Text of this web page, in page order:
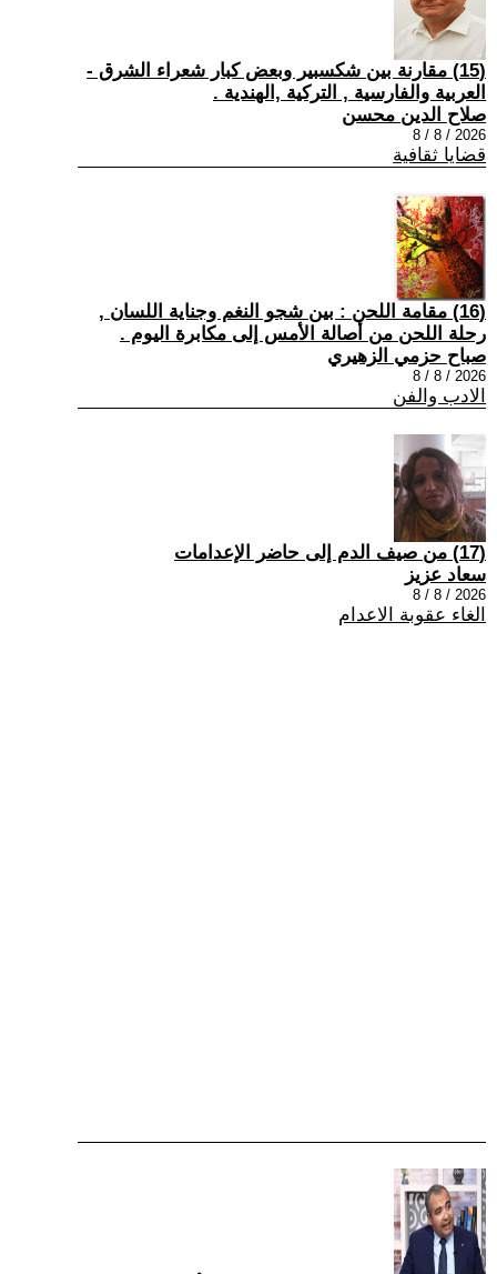
(15) مقارنة بين شكسبير وبعض كبار شعراء الشرق -
العربية والفارسية , التركية ,الهندية .
صلاح الدين محسن
2026 / 8 / 8
قضايا ثقافية
(16) مقامة اللحن : بين شجو النغم وجناية اللسان ,
رحلة اللحن من أصالة الأمس إلى مكابرة اليوم .
صباح حزمي الزهيري
2026 / 8 / 8
الادب والفن
(17) من صيف الدم إلى حاضر الإعدامات
سعاد عزيز
2026 / 8 / 8
الغاء عقوبة الاعدام